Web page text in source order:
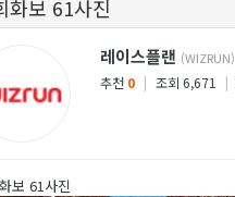
화보 61사진
레이스플랜 (WIZRUN)
추천 0 | 조회 6,671 |
보 61사진